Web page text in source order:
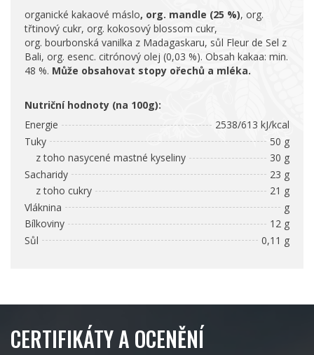
organické kakaové máslo, org. mandle (25 %), org.
třtinový cukr, org. kokosový blossom cukr,
org. bourbonská vanilka z Madagaskaru, sůl Fleur de Sel z
Bali, org. esenc. citrónový olej (0,03 %). Obsah kakaa: min.
48 %. Může obsahovat stopy ořechů a mléka.
Nutriční hodnoty (na 100g):
Energie
2538/613 kJ/kcal
Tuky
50 g
z toho nasycené mastné kyseliny
30 g
Sacharidy
23 g
z toho cukry
21 g
Vláknina
g
Bílkoviny
12 g
Sůl
0,11 g
CERTIFIKÁTY A OCENĚNÍ